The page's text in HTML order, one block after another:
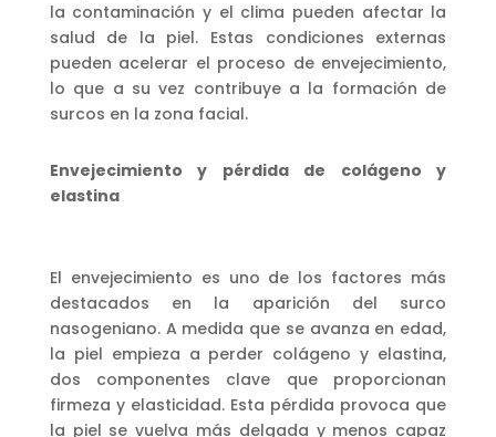
la contaminación y el clima pueden afectar la
salud de la piel. Estas condiciones externas
pueden acelerar el proceso de envejecimiento,
lo que a su vez contribuye a la formación de
surcos en la zona facial.
Envejecimiento y pérdida de colágeno y
elastina
El envejecimiento es uno de los factores más
destacados en la aparición del surco
nasogeniano. A medida que se avanza en edad,
la piel empieza a perder colágeno y elastina,
dos componentes clave que proporcionan
firmeza y elasticidad. Esta pérdida provoca que
la piel se vuelva más delgada y menos capaz